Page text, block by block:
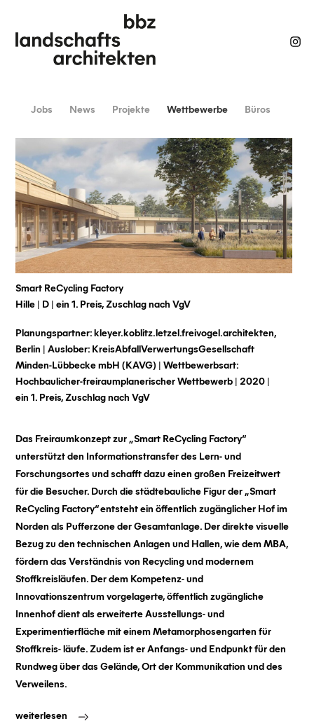
Büros
Wettbewerbe
Projekte
News
Jobs
Smart ReCycling Factory
Hille | D | ein 1. Preis, Zuschlag nach VgV
Planungspartner:kleyer.koblitz.letzel.freivogel.architekten,
Berlin | Auslober: KreisAbfallVerwertungsGesellschaft
Minden-Lübbecke mbH (KAVG) | Wettbewerbsart:
Hochbaulicher-freiraumplanerischer Wettbewerb | 2020 |
ein 1. Preis, Zuschlag nach VgV
Das Freiraumkonzept zur „Smart ReCycling Factory“
unterstützt den Informationstransfer des Lern- und
Forschungsortes und schafft dazu einen großen Freizeitwert
für die Besucher. Durch die städtebauliche Figur der „Smart
ReCycling Factory“ entsteht ein öffentlich zugänglicher Hof im
Norden als Pufferzone der Gesamtanlage. Der direkte visuelle
Bezug zu den technischen Anlagen und Hallen, wie dem MBA,
fördern das Verständnis von Recycling und modernem
Stoffkreisläufen. Der dem Kompetenz- und
Innovationszentrum vorgelagerte, öffentlich zugängliche
Innenhof dient als erweiterte Ausstellungs- und
Experimentierfläche mit einem Metamorphosengarten für
Stoffkreis- läufe. Zudem ist er Anfangs- und Endpunkt für den
Rundweg über das Gelände, Ort der Kommunikation und des
Verweilens.
weiterlesen